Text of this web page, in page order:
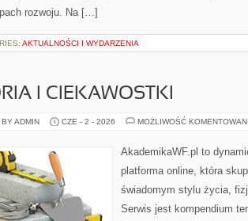
rozwoju. Na […]
AKTUALNOŚCI I WYDARZENIA
I CIEKAWOSTKI
ADMIN CZE - 2 - 2026 MOŻLIWOŚĆ
AkademikaWF.pl to
platforma online, która
świadomym stylu życia,
Serwis jest kompendium